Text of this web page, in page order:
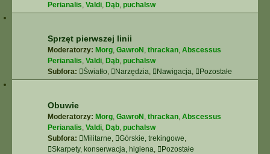
Perianalis, Valdi, Dąb, puchalsw
Sprzęt pierwszej linii
Moderatorzy: Morg, GawroN , thrackan, Abscessus
Perianalis, Valdi, Dąb, puchalsw
Subfora:
Światło, Narzędzia, Nawigacja, Pozostałe
Obuwie
Moderatorzy: Morg, GawroN , thrackan, Abscessus
Perianalis, Valdi, Dąb, puchalsw
Subfora:
Militarne, Górskie, trekingowe,
Skarpety, konserwacja, higiena, Pozostałe